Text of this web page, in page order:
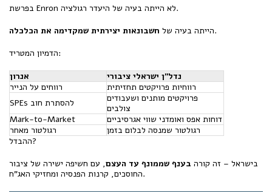
בפרשת Enron לא הייתה בעיה של היעדר רגולציה.
הייתה בעיה של חשבונאות יצירתית שמקדימה את הכלכלה
.
הדמיון המטריד:
אנרון
נדל"ן ישראלי ציבורי
רווחים על הנייר
רווחיות פרויקטים תחזיתית
SPEs להסתרת חוב
פרויקטים מותנים ושעבודים
צולבים
Mark-to-Market
דוחות אפס ואומדני שווי אגרסיביים
רגולטור מאחר
רגולטור שמנסה לבלום בזמן
ההבדל?
בישראל – זה קורה בענף שממונף עד העצם, עם חשיפה ישירה של ציבור
החוסכים, קרנות הפנסיה ומחזיקי האג"ח.